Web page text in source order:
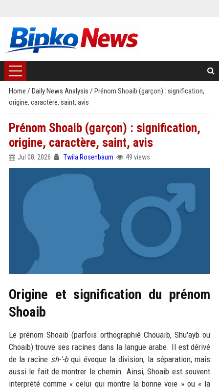
Home / Daily News Analysis / Prénom Shoaib (garçon) : signification,
origine, caractère, saint, avis
Prénom Shoaib (garçon) : signification,
origine, caractère, saint, avis
Jul 08, 2026 Twila Rosenbaum 49 views
Origine et signification du prénom
Shoaib
Le prénom Shoaib (parfois orthographié Chouaïb, Shu'ayb ou
Choaib) trouve ses racines dans la langue arabe. Il est dérivé
de la racine sh-'-bqui évoque la division, la séparation, mais
aussi le fait de montrer le chemin. Ainsi, Shoaib est souvent
interprété comme « celui qui montre la bonne voie » ou « la